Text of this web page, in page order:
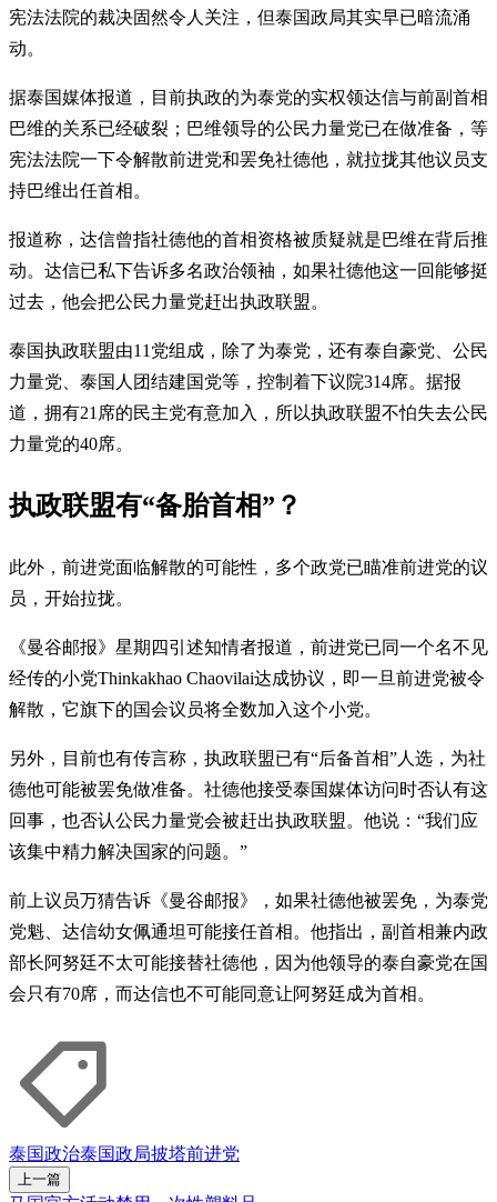
宪法法院的裁决固然令人关注，但泰国政局其实早已暗流涌
动。
据泰国媒体报道，目前执政的为泰党的实权领达信与前副首相
巴维的关系已经破裂；巴维领导的公民力量党已在做准备，等
宪法法院一下令解散前进党和罢免社德他，就拉拢其他议员支
持巴维出任首相。
报道称，达信曾指社德他的首相资格被质疑就是巴维在背后推
动。达信已私下告诉多名政治领袖，如果社德他这一回能够挺
过去，他会把公民力量党赶出执政联盟。
泰国执政联盟由11党组成，除了为泰党，还有泰自豪党、公民
力量党、泰国人团结建国党等，控制着下议院314席。据报
道，拥有21席的民主党有意加入，所以执政联盟不怕失去公民
力量党的40席。
执政联盟有“备胎首相”？
此外，前进党面临解散的可能性，多个政党已瞄准前进党的议
员，开始拉拢。
《曼谷邮报》星期四引述知情者报道，前进党已同一个名不见
经传的小党Thinkakhao Chaovilai达成协议，即一旦前进党被令
解散，它旗下的国会议员将全数加入这个小党。
另外，目前也有传言称，执政联盟已有“后备首相”人选，为社
德他可能被罢免做准备。社德他接受泰国媒体访问时否认有这
回事，也否认公民力量党会被赶出执政联盟。他说：“我们应
该集中精力解决国家的问题。”
前上议员万猜告诉《曼谷邮报》，如果社德他被罢免，为泰党
党魁、达信幼女佩通坦可能接任首相。他指出，副首相兼内政
部长阿努廷不太可能接替社德他，因为他领导的泰自豪党在国
会只有70席，而达信也不可能同意让阿努廷成为首相。
泰国政治泰国政局披塔前进党
上一篇